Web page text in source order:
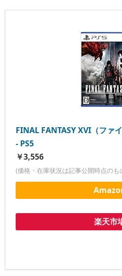
FINAL FANTASY XVI（ファ
- PS5
￥3,556
(価格・在庫状況は記事公開時点のも
楽天市